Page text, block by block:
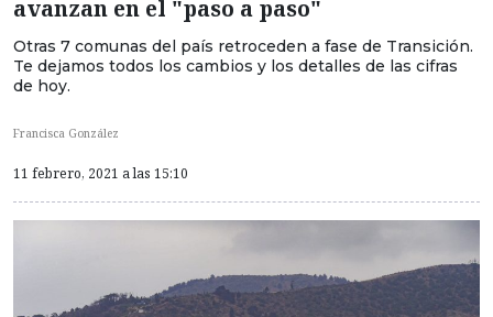
avanzan en el "paso a paso"
Otras 7 comunas del país retroceden a fase de Transición.
Te dejamos todos los cambios y los detalles de las cifras
de hoy.
Francisca González
11 febrero, 2021 a las 15:10